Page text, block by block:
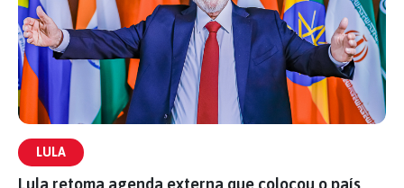
LULA
Lula retoma agenda externa que colocou o país